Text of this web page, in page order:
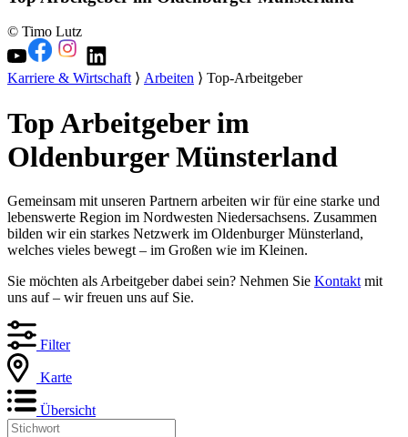
© Timo Lutz
Karriere & Wirtschaft⟩ Arbeiten ⟩ Top-Arbeitgeber
Top Arbeitgeber im
Oldenburger Münsterland
Gemeinsam mit unseren Partnern arbeiten wir für eine starke und
lebenswerte Region im Nordwesten Niedersachsens. Zusammen
bilden wir ein starkes Netzwerk im Oldenburger Münsterland,
welches vieles bewegt – im Großen wie im Kleinen.
Sie möchten als Arbeitgeber dabei sein? Nehmen Sie Kontakt mit
uns auf – wir freuen uns auf Sie.
Filter
Karte
Übersicht